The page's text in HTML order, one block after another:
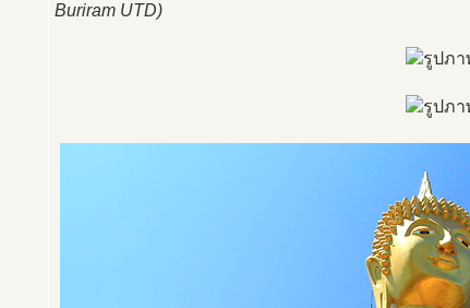
Buriram UTD)